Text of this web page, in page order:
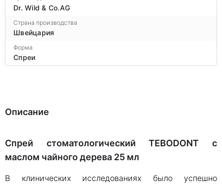
Dr. Wild & Со.AG
Страна производства
Швейцария
Форма
Спреи
Описание
Спрей стоматологический TEBODONT с
маслом чайного дерева 25 мл
В клинических исследованиях было успешно